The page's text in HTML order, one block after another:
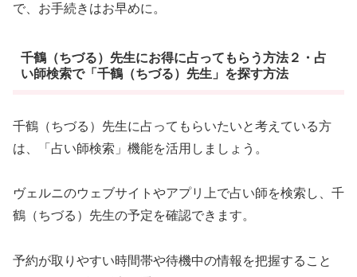
で、お手続きはお早めに。
千鶴（ちづる）先生にお得に占ってもらう方法２・占
い師検索で「千鶴（ちづる）先生」を探す方法
千鶴（ちづる）先生に占ってもらいたいと考えている方
は、「占い師検索」機能を活用しましょう。
ヴェルニのウェブサイトやアプリ上で占い師を検索し、千
鶴（ちづる）先生の予定を確認できます。
予約が取りやすい時間帯や待機中の情報を把握すること